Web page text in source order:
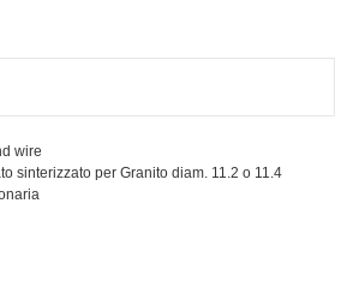
wire
sinterizzato per Granito diam. 11.2 o 11.4